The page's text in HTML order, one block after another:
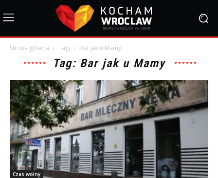
Strona główna Tagi Bar jak u Mamy
Tag: Bar jak u Mamy
Czas wolny